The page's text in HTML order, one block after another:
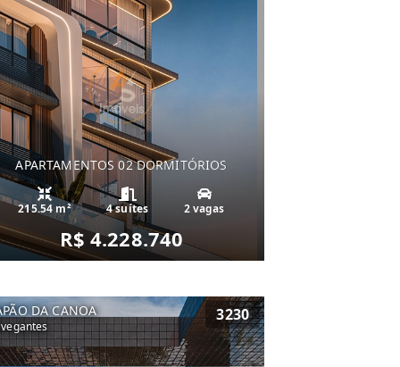
APARTAMENTOS 02 DORMITÓRIOS
215.54 m² 4 suítes 2 vagas
R$ 4.228.740
DA CANOA 3230